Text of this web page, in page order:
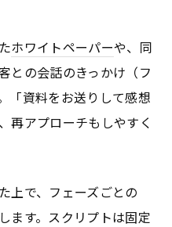
ホワイトペーパーや、同
との会話のきっかけ（フ
「資料をお送りして感想
再アプローチもしやすく
上で、フェーズごとの
ます。スクリプトは固定